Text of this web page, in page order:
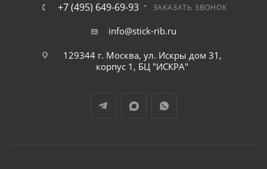
+7 (495) 649-69-93 ЗАКАЗАТЬ ЗВОНОК
info@stick-rib.ru
129344 г. Москва, ул. Искры дом 31,
корпус 1, БЦ "ИСКРА"